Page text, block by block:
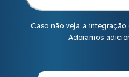
Caso não veja a
Adoramos